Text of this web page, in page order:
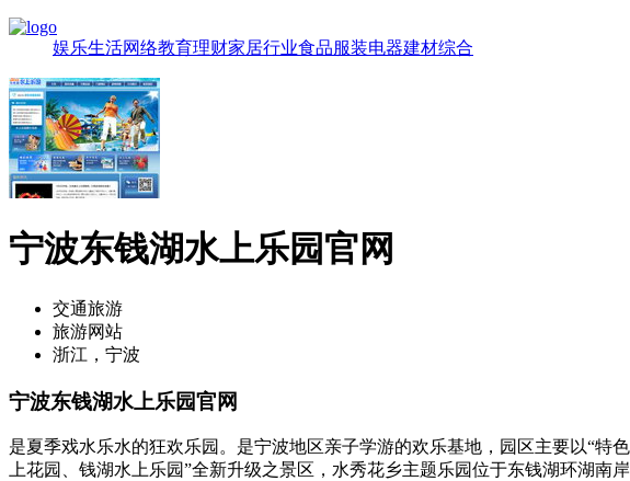
娱乐生活网络教育理财家居行业食品服装电器建材综合
宁波东钱湖水上乐园官网
交通旅游
旅游网站
浙江，宁波
宁波东钱湖水上乐园官网
是夏季戏水乐水的狂欢乐园。是宁波地区亲子学游的欢乐基地，园区主要以“特
上花园、钱湖水上乐园”全新升级之景区，水秀花乡主题乐园位于东钱湖环湖南岸